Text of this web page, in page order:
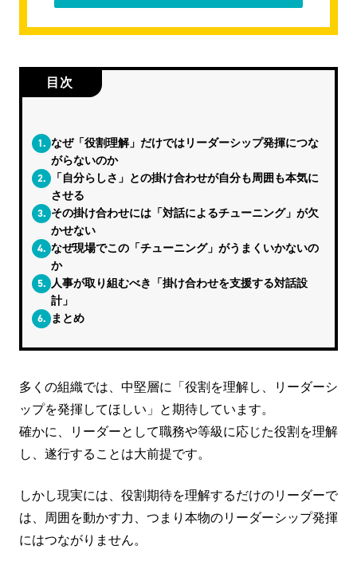
目次
1. なぜ「役割理解」だけではリーダーシップ発揮につな
がらないのか
2.
「自分らしさ」との掛け合わせが自分も周囲も本気に
させる
3. その掛け合わせには「対話によるチューニング」が欠
かせない
4. なぜ現場でこの「チューニング」がうまくいかないの
か
5.
人事が取り組むべき「掛け合わせを支援する対話設
計」
6. まとめ
多くの組織では、中堅層に「役割を理解し、リーダーシ
ップを発揮してほしい」と期待しています。
確かに、リーダーとして職務や等級に応じた役割を理解
し、遂行することは大前提です。
しかし現実には、役割期待を理解するだけのリーダーで
は、周囲を動かす力、つまり本物のリーダーシップ発揮
にはつながりません。